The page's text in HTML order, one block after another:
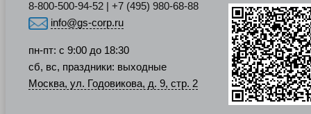
8-800-500-94-52 | +7 (495) 980-68-88
info@gs-corp.ru
пн-пт: с 9:00 до 18:30
сб, вс, праздники: выходные
Москва, ул. Годовикова, д. 9, стр. 2